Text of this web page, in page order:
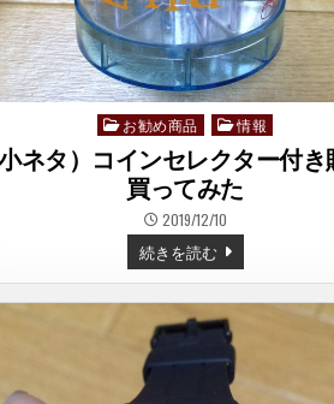
Posted
お勧め商品 情報
小ネタ）コインセレクター付
買ってみた
2019/12/10
続きを読む（小
ネ
タ）
イ
ン
セ
レ
ク
タ